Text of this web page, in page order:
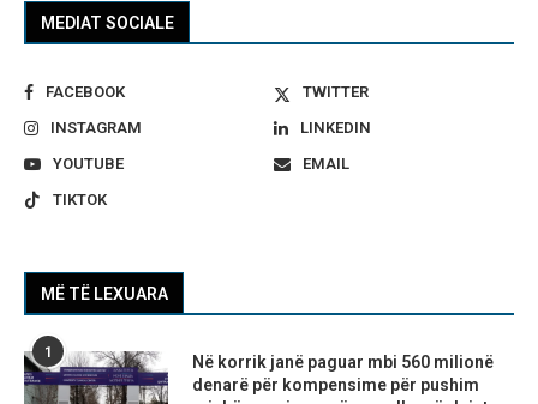
MEDIAT SOCIALE
FACEBOOK
TWITTER
INSTAGRAM
LINKEDIN
YOUTUBE
EMAIL
TIKTOK
MË TË LEXUARA
1
Në korrik janë paguar mbi 560 milionë
denarë për kompensime për pushim